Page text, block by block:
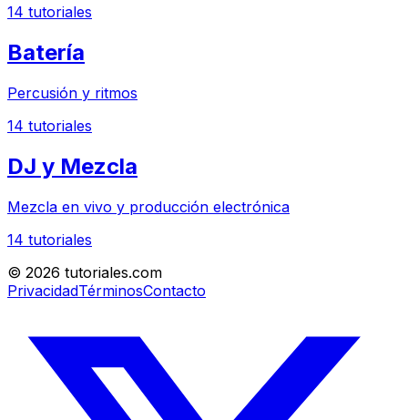
14 tutoriales
Batería
Percusión y ritmos
14 tutoriales
DJ y Mezcla
Mezcla en vivo y producción electrónica
14 tutoriales
© 2026 tutoriales.com
PrivacidadTérminosContacto